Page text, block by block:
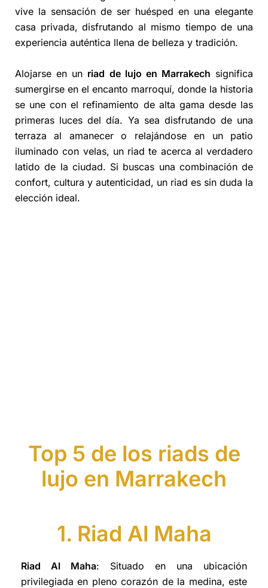
vive la sensación de ser huésped en una elegante
casa privada, disfrutando al mismo tiempo de una
experiencia auténtica llena de belleza y tradición.
Alojarse en un riad de lujo en Marrakech significa
sumergirse en el encanto marroquí, donde la historia
se une con el refinamiento de alta gama desde las
primeras luces del día. Ya sea disfrutando de una
terraza al amanecer o relajándose en un patio
iluminado con velas, un riad te acerca al verdadero
latido de la ciudad. Si buscas una combinación de
confort, cultura y autenticidad, un riad es sin duda la
elección ideal.
Top 5 de los riads de
lujo en Marrakech
1. Riad Al Maha
Riad Al Maha: Situado en una ubicación
privilegiada en pleno corazón de la medina, este